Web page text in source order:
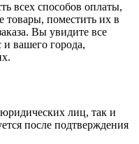
всех способов оплаты,
товары, поместить их в
Вы увидите все
вашего города,
лиц, так и
после подтверждения